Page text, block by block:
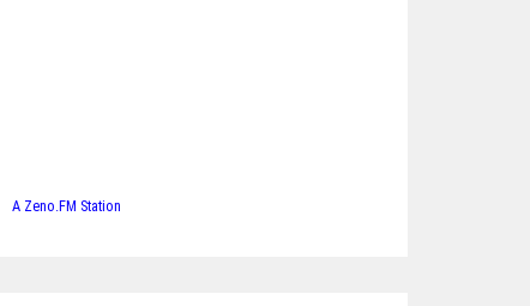
A Zeno.FM Station